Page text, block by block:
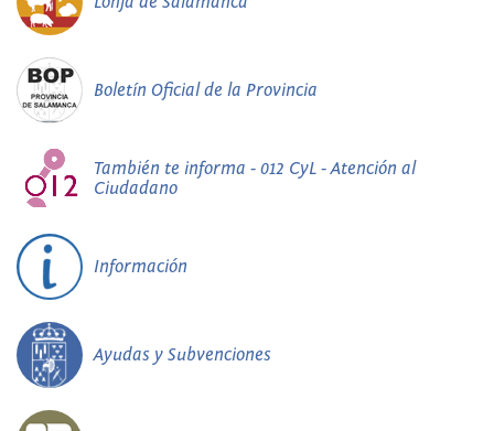
Boletín Oficial de la Provincia
También te informa - 012 CyL - Atención al
Ciudadano
Información
Ayudas y Subvenciones